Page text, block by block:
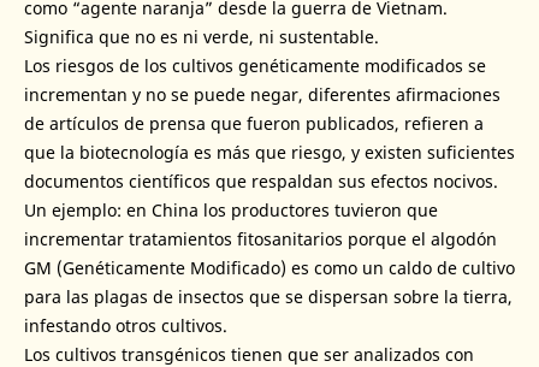
como “agente naranja” desde la guerra de Vietnam.
Significa que no es ni verde, ni sustentable.
Los riesgos de los cultivos genéticamente modificados se
incrementan y no se puede negar, diferentes afirmaciones
de artículos de prensa que fueron publicados, refieren a
que la biotecnología es más que riesgo, y existen suficientes
documentos científicos que respaldan sus efectos nocivos.
Un ejemplo: en China los productores tuvieron que
incrementar tratamientos fitosanitarios porque el algodón
GM (Genéticamente Modificado) es como un caldo de cultivo
para las plagas de insectos que se dispersan sobre la tierra,
infestando otros cultivos.
Los cultivos transgénicos tienen que ser analizados con